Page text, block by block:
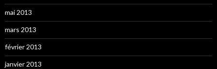
mai 2013
mars 2013
février 2013
janvier 2013